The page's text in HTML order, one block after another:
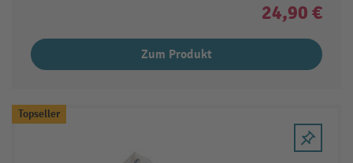
24,90 €
Zum Produkt
Topseller